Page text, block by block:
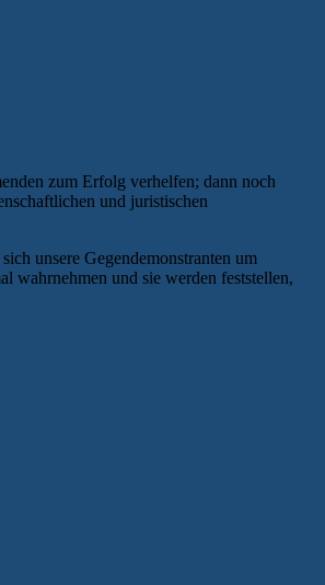
zum Erfolg verhelfen; dann noch
und juristischen
unsere Gegendemonstranten um
wahrnehmen und sie werden feststellen,